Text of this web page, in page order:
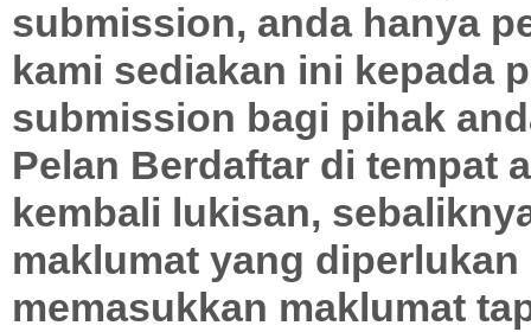
submission, anda hanya
kami sediakan ini kepada
submission bagi pihak
Pelan Berdaftar di tempat
kembali lukisan,
maklumat yang
memasukkan maklumat